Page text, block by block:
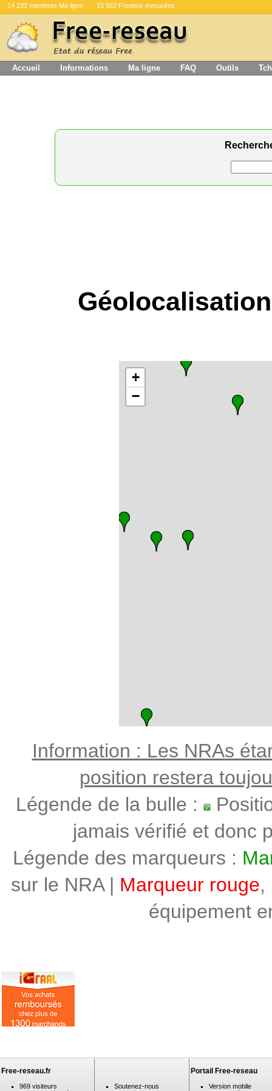
14 233 membres Ma ligne 15 562 Freebox mesurées
Accueil Informations Ma ligne FAQ Outils
+
−
Information : Les NRAs
position restera
Légende de la bulle :
jamais vérifié et donc
Légende des marqueurs :
sur le NRA | Marqueur rouge,
équipement
Free-reseau.fr
969 visiteurs
Soutenez-nous
Portail Free-reseau
Version mobile